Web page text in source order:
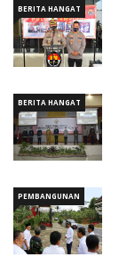
BERITA HANGAT
BERITA HANGAT
PEMBANGUNAN